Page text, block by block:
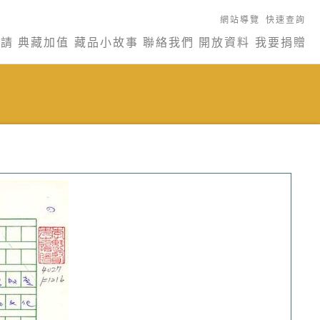
網站導覽 快速查詢
典藏加值 藏品小故事 聯絡我們 開放資料 我要捐贈